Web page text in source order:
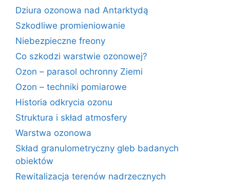
Dziura ozonowa nad Antarktydą
Szkodliwe promieniowanie
Niebezpieczne freony
Co szkodzi warstwie ozonowej?
Ozon – parasol ochronny Ziemi
Ozon – techniki pomiarowe
Historia odkrycia ozonu
Struktura i skład atmosfery
Warstwa ozonowa
Skład granulometryczny gleb badanych
obiektów
Rewitalizacja terenów nadrzecznych